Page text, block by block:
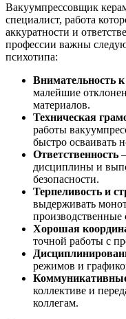
Вакуумпрессовщик
специалист, работа
аккуратности и
профессии важны
психотипа:
Внимательность
малейшие
материалов.
Техническая
работы
быстро осваивать
Ответственность
дисциплины и
безопасности.
Терпеливость и
выдерживать
производственные
Хорошая
точной работы с
режимов и
коллективе и
коллегам.